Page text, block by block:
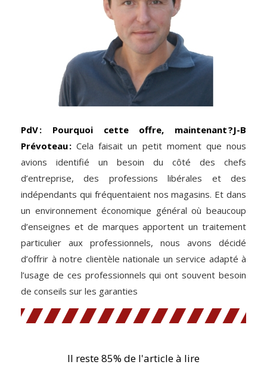
PdV : Pourquoi cette offre, maintenant ?J-B
Prévoteau : Cela faisait un petit moment que nous
avions identifié un besoin du côté des chefs
d’entreprise, des professions libérales et des
indépendants qui fréquentaient nos magasins. Et dans
un environnement économique général où beaucoup
d’enseignes et de marques apportent un traitement
particulier aux professionnels, nous avons décidé
d’offrir à notre clientèle nationale un service adapté à
l’usage de ces professionnels qui ont souvent besoin
de conseils sur les garanties
Il reste 85% de l'article à lire